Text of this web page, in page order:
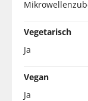
Vegetarisch
Ja
Vegan
Ja